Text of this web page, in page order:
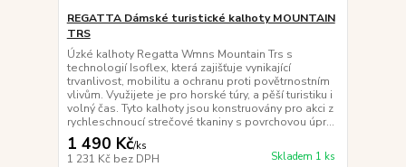
REGATTA Dámské turistické kalhoty MOUNTAIN
TRS
Úzké kalhoty Regatta Wmns Mountain Trs s
technologií Isoflex, která zajišťuje vynikající
trvanlivost, mobilitu a ochranu proti povětrnostním
vlivům. Využijete je pro horské túry, a pěší turistiku i
volný čas. Tyto kalhoty jsou konstruovány pro akci z
rychleschnoucí strečové tkaniny s povrchovou úpr...
1 490 Kč/ks
1 231 Kč bez DPH Skladem 1 ks